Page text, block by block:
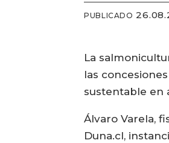
PUBLICADO
La
las
sustentable en
Álvaro Varela,
Duna.cl,